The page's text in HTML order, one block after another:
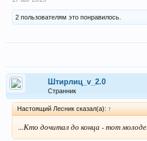
2 пользователям это понравилось.
Штирлиц_v_2.0
Странник
Настоящий Лесник сказал(а): ↑
...Кто дочитал до конца - тот